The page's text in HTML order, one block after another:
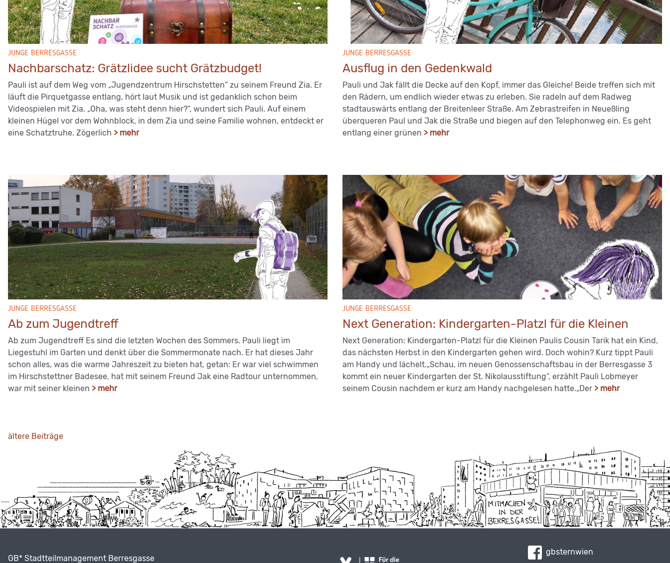
JUNGE BERRESGASSE
Nachbarschatz: Grätzlidee sucht Grätzbudget!
Pauli ist auf dem Weg vom „Jugendzentrum Hirschstetten“ zu seinem Freund Zia. Er
läuft die Pirquetgasse entlang, hört laut Musik und ist gedanklich schon beim
Videospielen mit Zia. „Oha, was steht denn hier?“, wundert sich Pauli. Auf einem
kleinen Hügel vor dem Wohnblock, in dem Zia und seine Familie wohnen, entdeckt er
eine Schatztruhe. Zögerlich > mehr
JUNGE BERRESGASSE
Ausflug in den Gedenkwald
Pauli und Jak fällt die Decke auf den Kopf, immer das Gleiche! Beide treffen sich mit
den Rädern, um endlich wieder etwas zu erleben. Sie radeln auf dem Radweg
stadtauswärts entlang der Breitenleer Straße. Am Zebrastreifen in Neueßling
überqueren Paul und Jak die Straße und biegen auf den Telephonweg ein. Es geht
entlang einer grünen > mehr
JUNGE BERRESGASSE
Ab zum Jugendtreff
Ab zum Jugendtreff Es sind die letzten Wochen des Sommers. Pauli liegt im
Liegestuhl im Garten und denkt über die Sommermonate nach. Er hat dieses Jahr
schon alles, was die warme Jahreszeit zu bieten hat, getan: Er war viel schwimmen
im Hirschstettner Badesee, hat mit seinem Freund Jak eine Radtour unternommen,
war mit seiner kleinen > mehr
JUNGE BERRESGASSE
Next Generation: Kindergarten-Platzl für die Kleinen
Next Generation: Kindergarten-Platzl für die Kleinen Paulis Cousin Tarik hat ein Kind,
das nächsten Herbst in den Kindergarten gehen wird. Doch wohin? Kurz tippt Pauli
am Handy und lächelt.„Schau, im neuen Genossenschaftsbau in der Berresgasse 3
kommt ein neuer Kindergarten der St. Nikolausstiftung“, erzählt Pauli Lobmeyer
seinem Cousin nachdem er kurz am Handy nachgelesen hatte.„Der > mehr
ältere Beiträge
GB* Stadtteilmanagement Berresgasse
gbsternwien